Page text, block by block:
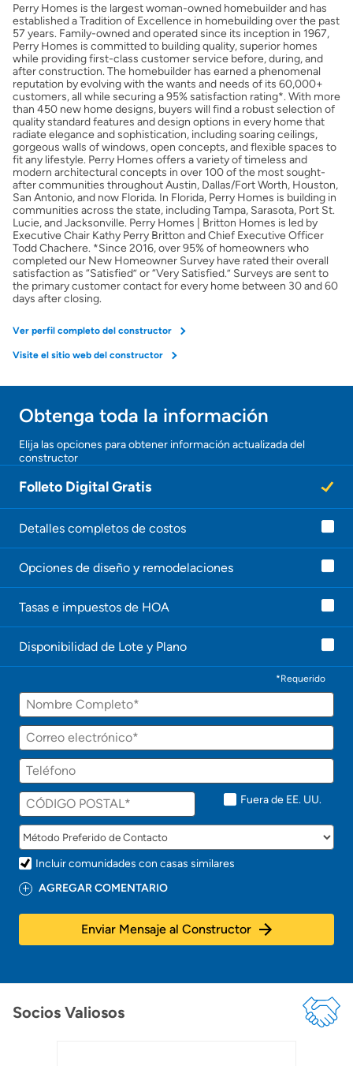
Perry Homes is the largest woman-owned homebuilder and has
established a Tradition of Excellence in homebuilding over the past
57 years. Family-owned and operated since its inception in 1967,
Perry Homes is committed to building quality, superior homes
while providing first-class customer service before, during, and
after construction. The homebuilder has earned a phenomenal
reputation by evolving with the wants and needs of its 60,000+
customers, all while securing a 95% satisfaction rating*. With more
than 450 new home designs, buyers will find a robust selection of
quality standard features and design options in every home that
radiate elegance and sophistication, including soaring ceilings,
gorgeous walls of windows, open concepts, and flexible spaces to
fit any lifestyle. Perry Homes offers a variety of timeless and
modern architectural concepts in over 100 of the most sought-
after communities throughout Austin, Dallas/Fort Worth, Houston,
San Antonio, and now Florida. In Florida, Perry Homes is building in
communities across the state, including Tampa, Sarasota, Port St.
Lucie, and Jacksonville. Perry Homes | Britton Homes is led by
Executive Chair Kathy Perry Britton and Chief Executive Officer
Todd Chachere. *Since 2016, over 95% of homeowners who
completed our New Homeowner Survey have rated their overall
satisfaction as “Satisfied” or “Very Satisfied.” Surveys are sent to
the primary customer contact for every home between 30 and 60
days after closing.
Ver perfil completo del constructor
Visite el sitio web del constructor
Obtenga toda la información
Elija las opciones para obtener información actualizada del
constructor
Folleto Digital Gratis
Detalles completos de costos
Opciones de diseño y remodelaciones
Tasas e impuestos de HOA
Disponibilidad de Lote y Plano
*Requerido
Fuera de EE. UU.
Incluir comunidades con casas similares
AGREGAR COMENTARIO
Enviar Mensaje al Constructor
Socios Valiosos